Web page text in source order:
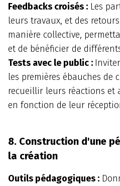
Feedbacks croisés : Les
leurs travaux, et des
manière collective,
et de bénéficier de
Tests avec le public :
les premières ébauches de
recueillir leurs réactions et
en fonction de leur
8. Construction d'une
la création
Outils pédagogiques :